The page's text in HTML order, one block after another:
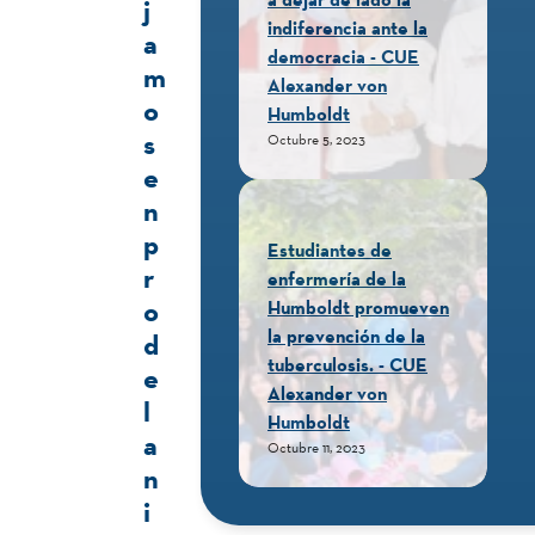
j
a
m
o
s
e
n
p
r
o
d
e
l
a
n
i
indiferencia ante la
democracia - CUE
Alexander von
Humboldt
Octubre 5, 2023
Estudiantes de
enfermería de la
Humboldt promueven
la prevención de la
tuberculosis. - CUE
Alexander von
Humboldt
Octubre 11, 2023